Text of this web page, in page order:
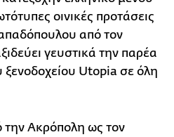
οινικές προτάσεις
από τον
γευστικά την παρέα
Utopia σε όλη
Ακρόπολη ως τον